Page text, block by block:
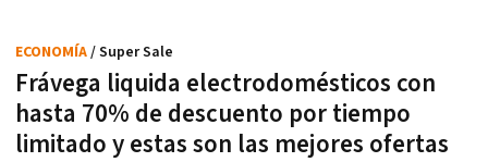
Frávega liquida electrodomésticos con
hasta 70% de descuento por tiempo
limitado y estas son las mejores ofertas
ECONOMÍA/ Super Sale